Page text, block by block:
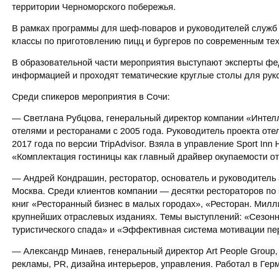
территории Черноморского побережья.
В рамках программы для шеф-поваров и руководителей служб
классы по приготовлению пицц и бургеров по современным
В образовательной части мероприятия выступают эксперты
информацией и проходят тематические круглые столы для
Среди спикеров мероприятия в Сочи:
— Светлана Рубцова, генеральный директор компании
отелями и ресторанами с 2005 года. Руководитель проекта
2017 года по версии TripAdvisor. Взяла в управление Sport
«Комплектация гостиницы как главный драйвер окупаемости
— Андрей Кондрашин, ресторатор, основатель и руководитель
Москва. Среди клиентов компании — десятки рестораторов
книг «Ресторанный бизнес в малых городах», «Ресторан.
крупнейших отраслевых изданиях. Темы выступлений:
туристического спада» и «Эффективная система мотивации
— Александр Минаев, генеральный директор Art People
рекламы, PR, дизайна интерьеров, управления. Работал в